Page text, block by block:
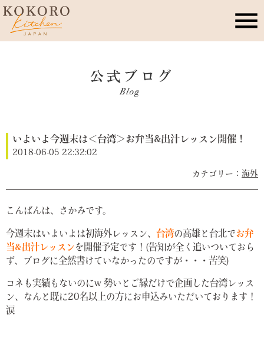
こころキッチンとは
レッスン・イベント
お問合せ
いよいよ今週末は＜台湾＞お弁当&出汁レッスン開催！
2018-06-05 22:32:02
海外
こんばんは、さかみです。
今週末はいよいよは初海外レッスン、 台湾の高雄と台北でお弁
当&出汁レッスンを開催予定です！(告知が全く追いついておら
ず、ブログに全然書けていなかったのですが・・・苦笑)
コネも実績もないのにw 勢いとご縁だけで企画した台湾レッス
ン、なんと既に20名以上の方にお申込みいただいております！
涙